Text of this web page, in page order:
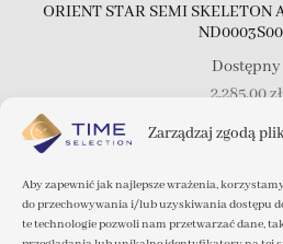
Zarządzaj zgodą
Aby zapewnić jak najlepsze wrażenia,
do przechowywania i/lub uzyskiwania dostępu
te technologie pozwoli nam przetwarzać dane,
ORIENT STAR SEMI SKELETON
Dostępny
2,285.00zł